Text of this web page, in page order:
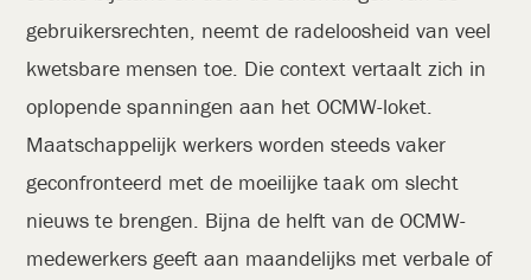
gebruikersrechten, neemt de radeloosheid van veel
kwetsbare mensen toe. Die context vertaalt zich in
oplopende spanningen aan het OCMW-loket.
Maatschappelijk werkers worden steeds vaker
geconfronteerd met de moeilijke taak om slecht
nieuws te brengen. Bijna de helft van de OCMW-
medewerkers geeft aan maandelijks met verbale of